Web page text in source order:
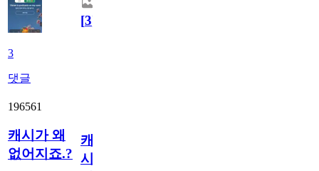
3
댓글
[3]
196561
캐시가 왜
없어지죠.?
캐
시